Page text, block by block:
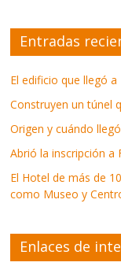
Entradas
El edificio que llegó
Construyen un túnel
Origen y cuándo
Abrió la inscripción a
El Hotel de más de
como Museo y
Enlaces de